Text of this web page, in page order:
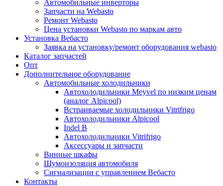
Автомобильные инверторы
Запчасти на Webasto
Ремонт Webasto
Цена установки Webasto по маркам авто
Установка Вебасто
Заявка на установку/ремонт оборудования webasto
Каталог запчастей
Опт
Дополнительное оборудование
Автомобильные холодильники
Автохолодильники Meyvel по низким ценам
(аналог Alpicool)
Встраиваемые холодильники Vitrifrigo
Автохолодильники Alpicool
Indel B
Автохолодильники Vitrifrigo
Аксессуары и запчасти
Винные шкафы
Шумоизоляция автомобиля
Сигнализации с управлением Вебасто
Контакты